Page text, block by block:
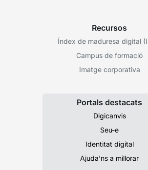
Recursos
Índex de maduresa digital
Campus de formació
Imatge corporativa
Portals destacats
Digicanvis
Seu-e
Identitat digital
Ajuda’ns a millorar